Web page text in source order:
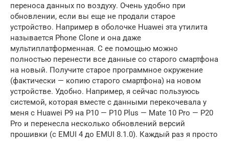
переноса данных по воздуху. Очень удобно при
обновлении, если вы еще не продали старое
устройство. Например в оболочке Huawei эта утилита
называется Phone Clone и она даже
мультиплатформенная. С ее помощью можно
полностью перенести все данные со старого смартфона
на новый. Получите старое программное окружение
(фактически — копию старого смартфона) на новом
устройстве. Удобно. Например, я сейчас пользуюсь
системой, которая вместе с данными перекочевала у
меня с Huawei P9 на P10 — P10 Plus — Mate 10 Pro — P20
Pro и перенесла несколько обновлений версий
прошивки (с EMUI 4 до EMUI 8.1.0). Каждый раз я просто